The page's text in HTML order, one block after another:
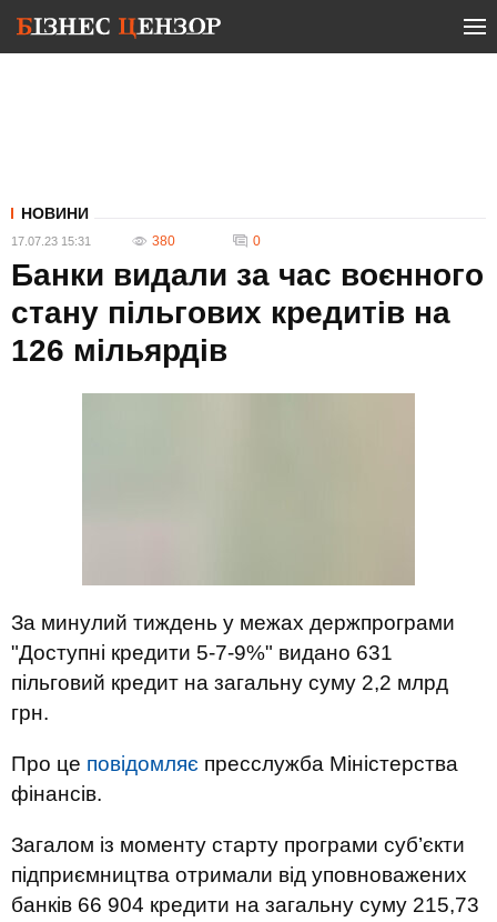
НОВИНИ
17.07.23 15:31 380 0
Банки видали за час воєнного
стану пільгових кредитів на
126 мільярдів
За минулий тиждень у межах держпрограми
"Доступні кредити 5-7-9%" видано 631
пільговий кредит на загальну суму 2,2 млрд
грн.
Про це повідомляє пресслужба Міністерства
фінансів.
Загалом із моменту старту програми суб’єкти
підприємництва отримали від уповноважених
банків 66 904 кредити на загальну суму 215,73